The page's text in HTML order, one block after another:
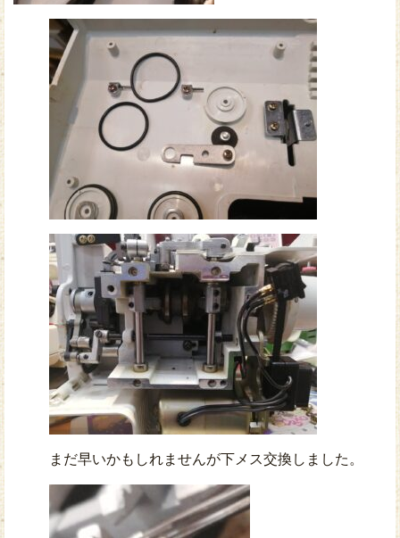
まだ早いかもしれませんが下メス交換しました。